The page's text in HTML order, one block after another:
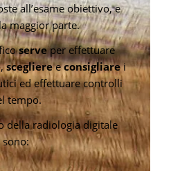
all’esame obiettivo, e
maggior parte.
serveper effettuare
,scegliereeconsigliarei
ed effettuare controlli
tempo.
della radiologia digitale
sono: